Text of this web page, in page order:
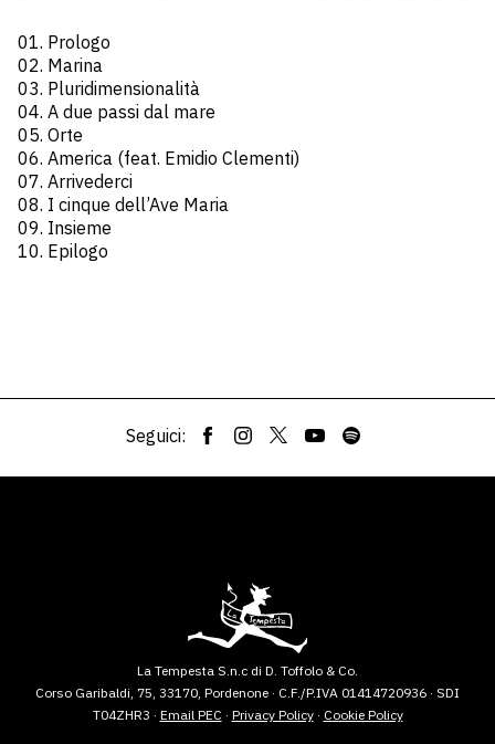
01. Prologo
02. Marina
03. Pluridimensionalità
04. A due passi dal mare
05. Orte
06. America (feat. Emidio Clementi)
07. Arrivederci
08. I cinque dell’Ave Maria
09. Insieme
10. Epilogo
Seguici:
La Tempesta S.n.c di D. Toffolo & Co.
Corso Garibaldi, 75, 33170, Pordenone · C.F./P.IVA 01414720936 · SDI
T04ZHR3 · Email PEC · Privacy Policy· Cookie Policy